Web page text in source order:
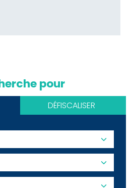
pour
DÉFISCALISER